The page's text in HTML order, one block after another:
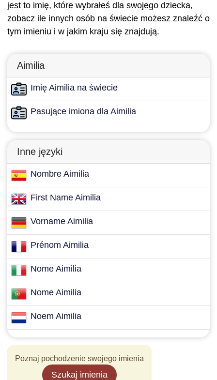
jest to imię, które wybrałeś dla swojego dziecka,
zobacz ile innych osób na świecie możesz znaleźć o
tym imieniu i w jakim kraju się znajdują.
Aimilia
Imię Aimilia na świecie
Pasujące imiona dla Aimilia
Inne języki
Nombre Aimilia
First Name Aimilia
Vorname Aimilia
Prénom Aimilia
Nome Aimilia
Nome Aimilia
Noem Aimilia
Poznaj pochodzenie swojego imienia
Szukaj imienia